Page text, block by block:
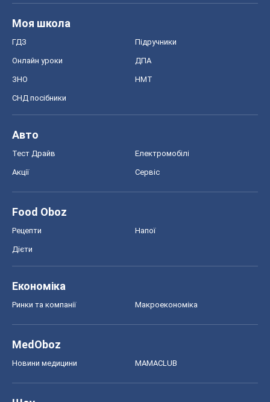
Моя школа
ГДЗ Підручники
Онлайн уроки ДПА
ЗНО НМТ
СНД посібники
Авто
Тест Драйв Електромобілі
Акції Сервіс
Food Oboz
Рецепти Напої
Дієти
Економіка
Ринки та компанії Макроекономіка
MedOboz
Новини медицини MAMACLUB